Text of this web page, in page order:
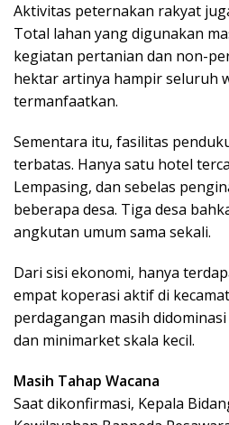
Aktivitas peternakan rakyat
Total lahan yang digunakan
kegiatan pertanian dan non-
hektar artinya hampir seluruh
termanfaatkan.
Sementara itu, fasilitas
terbatas. Hanya satu hotel
Lempasing, dan sebelas
beberapa desa. Tiga desa
angkutan umum sama sekali.
Dari sisi ekonomi, hanya
empat koperasi aktif di
perdagangan masih
dan minimarket skala kecil.
Masih Tahap Wacana
Saat dikonfirmasi, Kepala